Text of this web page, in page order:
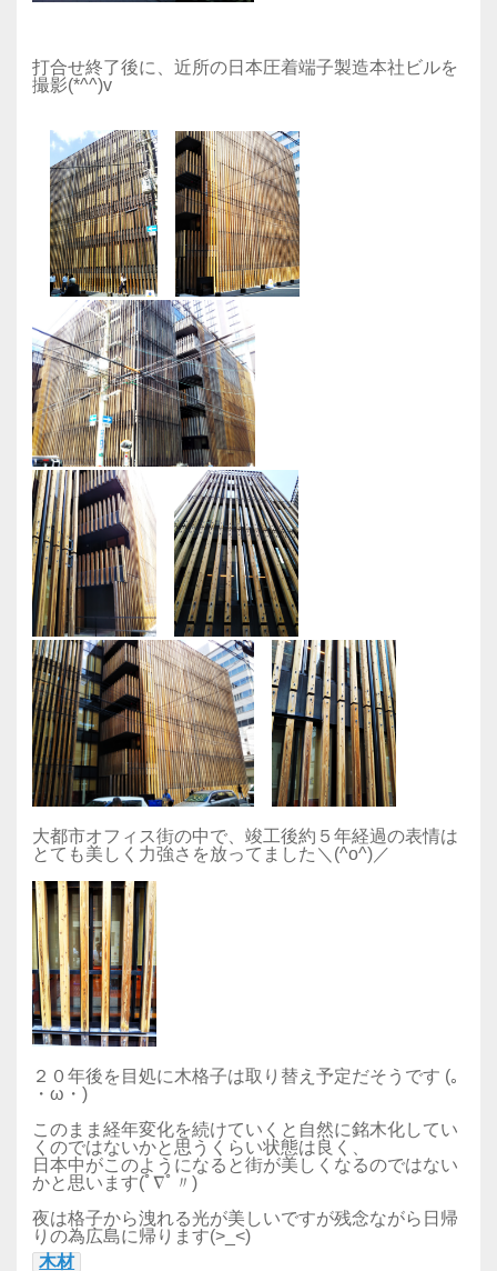
打合せ終了後に、近所の日本圧着端子製造本社ビルを
撮影(*^^)v
大都市オフィス街の中で、竣工後約５年経過の表情は
とても美しく力強さを放ってました＼(^o^)／
２０年後を目処に木格子は取り替え予定だそうです (｡
・ω・)
このまま経年変化を続けていくと自然に銘木化してい
くのではないかと思うくらい状態は良く、
日本中がこのようになると街が美しくなるのではない
かと思います(ﾟ∇ﾟ〃)
夜は格子から洩れる光が美しいですが残念ながら日帰
りの為広島に帰ります(>_<)
木材